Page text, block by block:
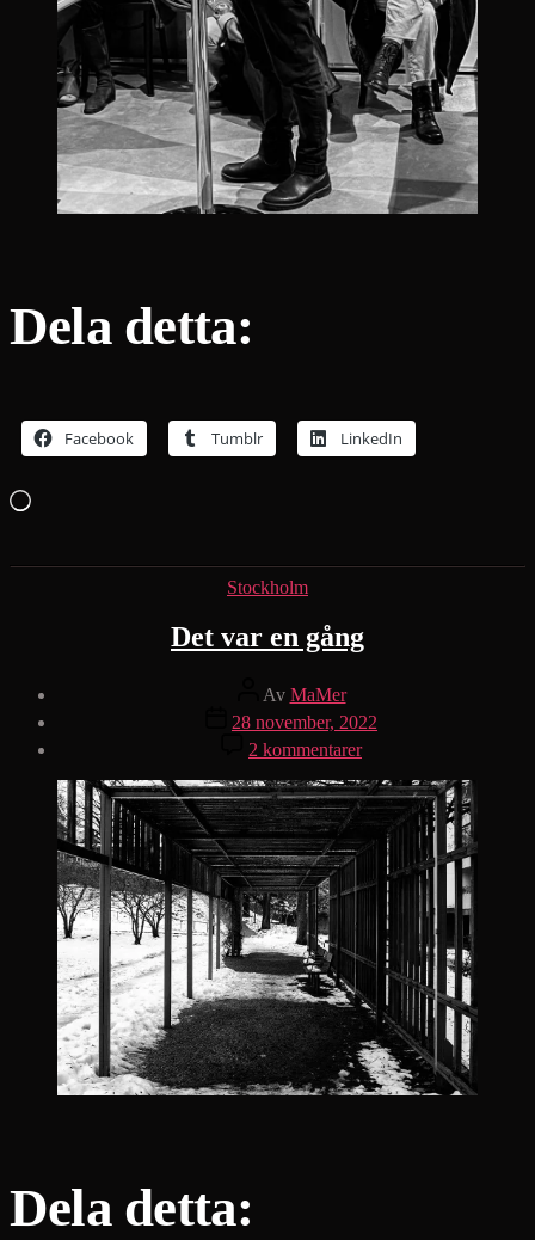
Dela detta:
Facebook Tumblr LinkedIn
Laddar
Kategorier
Stockholm
Det var en gång
Inläggsförfattare
Av MaMer
Inläggsdatum
28 november, 2022
2 kommentarertill
Det
var
en
gång
Dela detta: